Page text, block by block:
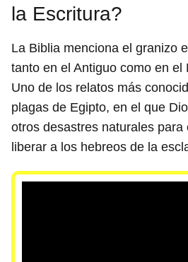
la Escritura?
La Biblia menciona el granizo
tanto en el Antiguo como en el
Uno de los relatos más
plagas de Egipto, en el que
otros desastres naturales para
liberar a los hebreos de la